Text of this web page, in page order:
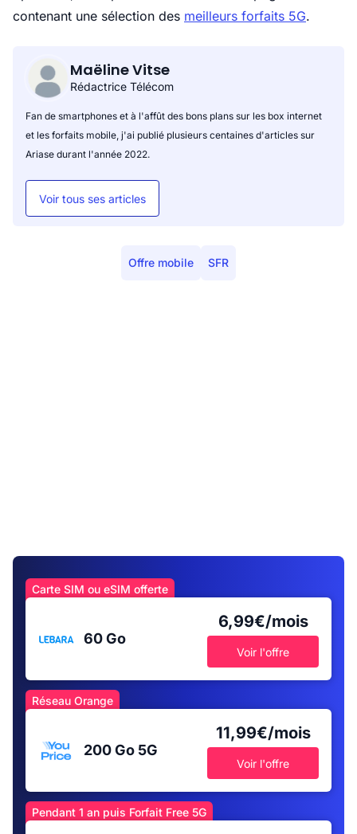
contenant une sélection des meilleurs forfaits 5G.
Maëline Vitse
Rédactrice Télécom
Fan de smartphones et à l'affût des bons plans sur les box internet
et les forfaits mobile, j'ai publié plusieurs centaines d'articles sur
Ariase durant l'année 2022.
Voir tous ses articles
Offre mobile SFR
Carte SIM ou eSIM offerte
60 Go
6,99€/mois
Voir l'offre
Réseau Orange
200 Go 5G
11,99€/mois
Voir l'offre
Pendant 1 an puis Forfait Free 5G